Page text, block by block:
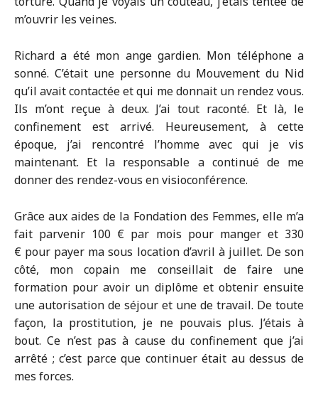
m’ouvrir les veines.
Richard a été mon ange gardien. Mon téléphone a
sonné. C’était une personne du Mouvement du Nid
qu’il avait contactée et qui me donnait un rendez vous.
Ils m’ont reçue à deux. J’ai tout raconté. Et là, le
confinement est arrivé. Heureusement, à cette
époque, j’ai rencontré l’homme avec qui je vis
maintenant. Et la responsable a continué de me
donner des rendez-vous en visioconférence.
Grâce aux aides de la Fondation des Femmes, elle m’a
fait parvenir 100 € par mois pour manger et 330
€ pour payer ma sous location d’avril à juillet. De son
côté, mon copain me conseillait de faire une
formation pour avoir un diplôme et obtenir ensuite
une autorisation de séjour et une de travail. De toute
façon, la prostitution, je ne pouvais plus. J’étais à
bout. Ce n’est pas à cause du confinement que j’ai
arrêté ; c’est parce que continuer était au dessus de
mes forces.